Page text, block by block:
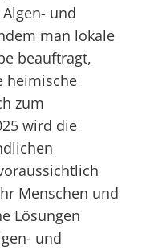
und
man lokale
beauftragt,
heimische
zum
wird die
Menschen und
Lösungen
und